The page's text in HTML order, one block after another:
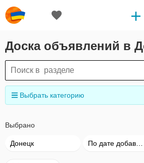
Доска объявлений в
Выбрать категорию
Выбрано
Донецк